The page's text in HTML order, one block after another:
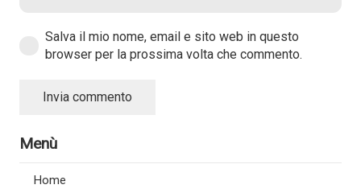
Salva il mio nome, email e sito web in questo
browser per la prossima volta che commento.
Invia commento
Menù
Home